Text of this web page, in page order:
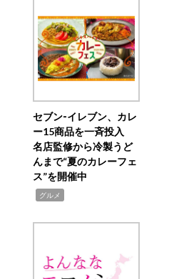
セブン‐イレブン、カレ
ー15商品を一斉投入
名店監修から冷製うど
んまで“夏のカレーフェ
ス”を開催中
グルメ